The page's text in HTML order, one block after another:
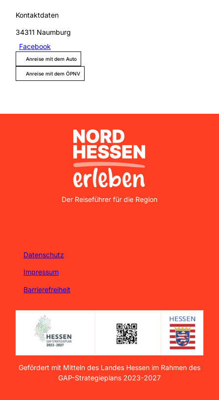
Kontaktdaten
34311 Naumburg
Facebook
Anreise mit dem Auto
Anreise mit dem ÖPNV
Nordhessen Erleben
Der Reiseführer für die Region
Datenschutz
Impressum
Barrierefreiheit
Gefördert mit Mitteln des Landes Hessen im Rahmen des
GAP-Strategieplans 2023-2027